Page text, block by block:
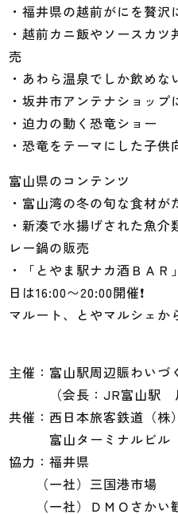
・福井県の越前がにを贅
・越前カニ飯やソースカ
売
・あわら温泉でしか飲め
・坂井市アンテナショッ
・迫力の動く恐竜ショー
・恐竜をテーマにした子
富山県のコンテンツ
・富山湾の冬の旬な食材
・新湊で水揚げされた魚
レー鍋の販売
・「とやま駅ナカ酒ＢＡ
日は16:00〜20:00開催❗️
マルート、とやマルシェか
主催：富山駅周辺賑わいづ
（会長：JR富山駅 川
共催：西日本旅客鉄道（株）
富山ターミナルビル（
協力：福井県
（一社）三国港市場
（一社）ＤＭＯさかい